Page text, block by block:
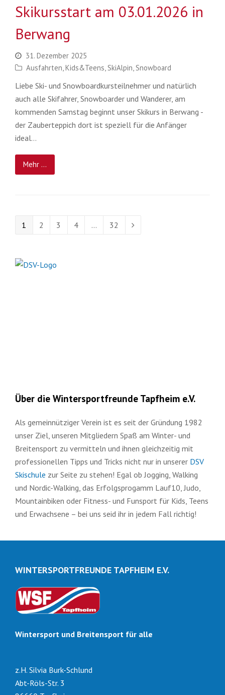
Skikursstart am 03.01.2026 in
Berwang
31. Dezember 2025
Ausfahrten,Kids&Teens,SkiAlpin,Snowboard
Liebe Ski- und Snowboardkursteilnehmer und natürlich
auch alle Skifahrer, Snowboarder und Wanderer, am
kommenden Samstag beginnt unser Skikurs in Berwang -
der Zauberteppich dort ist speziell für die Anfänger
ideal…
Mehr ...
Seite
1 Seite
2 Seite
3 Seite
4 … Seite
32 Vorwärts
Über die Wintersportfreunde Tapfheim e.V.
Als gemeinnütziger Verein ist es seit der Gründung 1982
unser Ziel, unseren Mitgliedern Spaß am Winter- und
Breitensport zu vermitteln und ihnen gleichzeitig mit
professionellen Tipps und Tricks nicht nur in unserer DSV
Skischule zur Seite zu stehen! Egal ob Jogging, Walking
und Nordic-Walking, das Erfolgsprogamm Lauf10, Judo,
Mountainbiken oder Fitness- und Funsport für Kids, Teens
und Erwachsene – bei uns seid ihr in jedem Fall richtig!
WINTERSPORTFREUNDE TAPFHEIM E.V.
Wintersport und Breitensport für alle
z.H. Silvia Burk-Schlund
Abt-Röls-Str. 3